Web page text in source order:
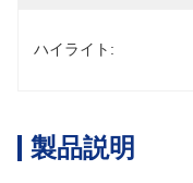
ハイライト:
製品説明